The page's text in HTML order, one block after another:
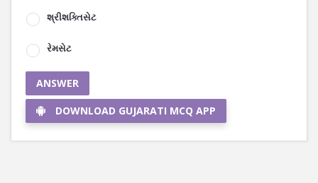
શ્રીશક્તિસેટ
રેમસેટ
ANSWER
DOWNLOAD GUJARATI MCQ APP